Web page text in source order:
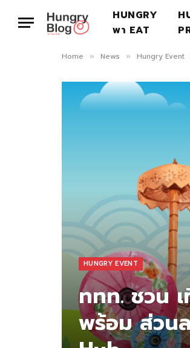
HUNGRY
พา EAT
Home » News » Hungry Event
HUNGRY EVENT
ททท. ชวน
พร้อม ส่วน